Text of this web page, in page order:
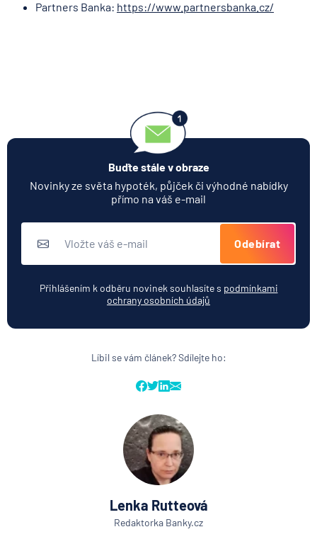
Partners Banka: https://www.partnersbanka.cz/
Buďte stále v obraze
Novinky ze světa hypoték, půjček či výhodné nabídky
přímo na váš e-mail
Odebírat
Přihlášením k odběru novinek souhlasíte s podmínkami
ochrany osobních údajů
Líbil se vám článek? Sdílejte ho:
Lenka Rutteová
Redaktorka Banky.cz